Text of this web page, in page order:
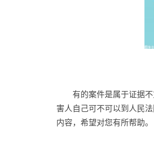
有的案件是属于证据
害人自己可不可以到人民
内容，希望对您有所帮助。